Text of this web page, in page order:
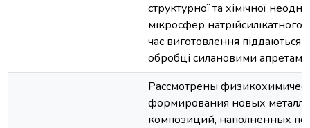
структурної та хімічної
мікросфер натрійсилікатного
час виготовлення піддаються
обробці силановими
Рассмотрены
формирования новых
композиций, наполненных